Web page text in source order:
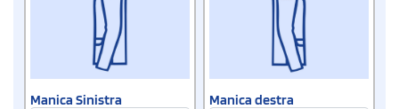
Manica Sinistra Manica destra